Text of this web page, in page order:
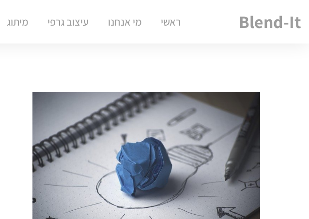
Blend-It ראשי מי אנחנו עיצוב גרפי מיתוג